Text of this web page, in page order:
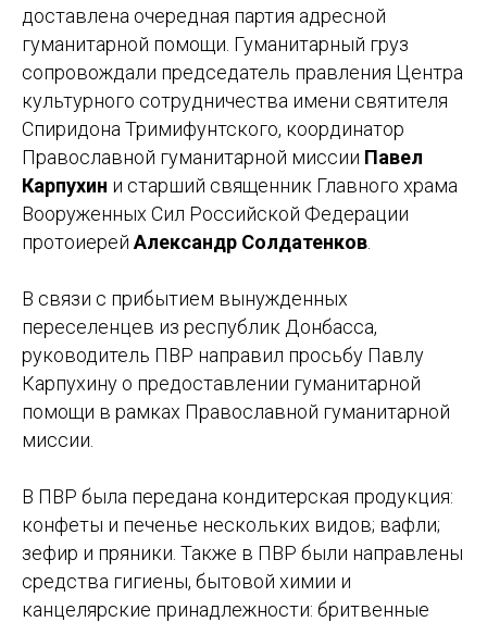
доставлена очередная партия адресной
гуманитарной помощи. Гуманитарный груз
сопровождали председатель правления Центра
культурного сотрудничества имени святителя
Спиридона Тримифунтского, координатор
Православной гуманитарной миссии Павел
Карпухин и старший священник Главного храма
Вооруженных Сил Российской Федерации
протоиерей Александр Солдатенков
В связи с прибытием вынужденных
переселенцев из республик Донбасса,
руководитель ПВР направил просьбу Павлу
Карпухину о предоставлении гуманитарной
помощи в рамках Православной гуманитарной
миссии.
В ПВР была передана кондитерская продукция:
конфеты и печенье нескольких видов; вафли;
зефир и пряники. Также в ПВР были направлены
средства гигиены, бытовой химии и
канцелярские принадлежности: бритвенные